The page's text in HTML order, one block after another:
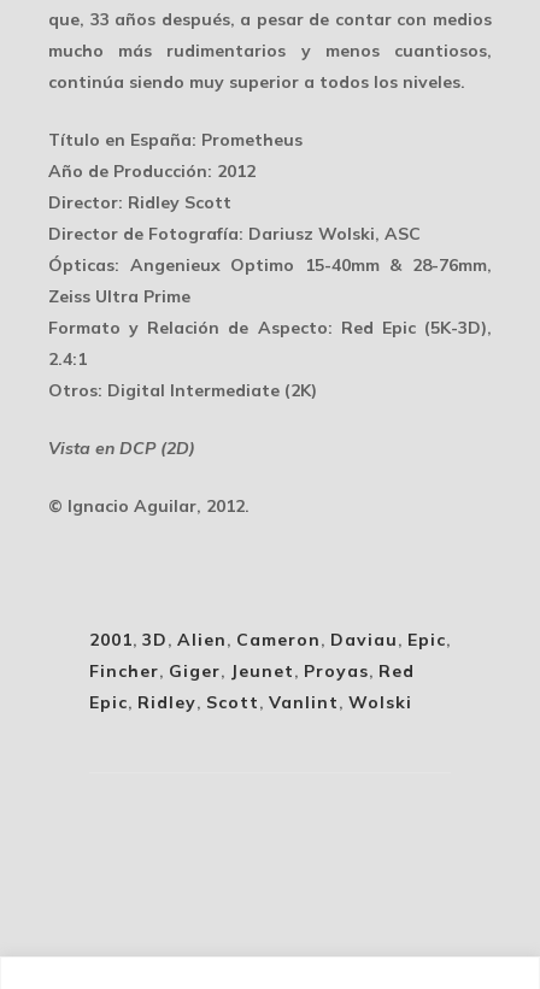
que, 33 años después, a pesar de contar con medios
mucho más rudimentarios y menos cuantiosos,
continúa siendo muy superior a todos los niveles.
Título en España: Prometheus
Año de Producción: 2012
Director: Ridley Scott
Director de Fotografía: Dariusz Wolski, ASC
Ópticas: Angenieux Optimo 15-40mm & 28-76mm,
Zeiss Ultra Prime
Formato y Relación de Aspecto: Red Epic (5K-3D),
2.4:1
Otros: Digital Intermediate (2K)
Vista en DCP (2D)
© Ignacio Aguilar, 2012.
2001, 3D, Alien, Cameron, Daviau, Epic,
Fincher, Giger, Jeunet, Proyas, Red
Epic, Ridley, Scott, Vanlint, Wolski